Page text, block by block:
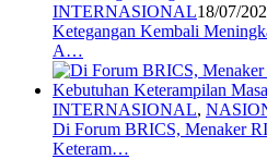
INTERNASIONAL18/07/
Ketegangan Kembali
A…
INTERNASIONAL,
Di Forum BRICS, Menaker
Keteram…